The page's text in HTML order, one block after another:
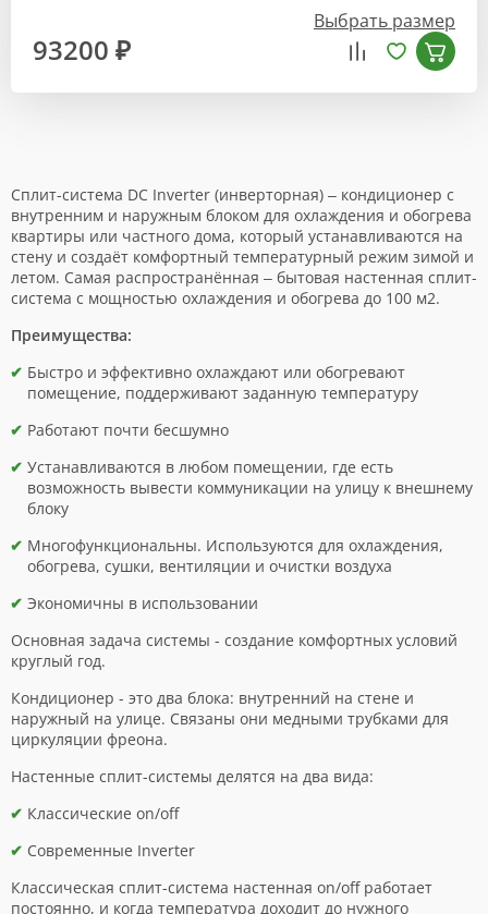
Выбрать размер
93200 ₽
Сплит-система DC Inverter (инверторная) – кондиционер с
внутренним и наружным блоком для охлаждения и обогрева
квартиры или частного дома, который устанавливаются на
стену и создаёт комфортный температурный режим зимой и
летом. Самая распространённая – бытовая настенная сплит-
система с мощностью охлаждения и обогрева до 100 м2.
Преимущества:
Быстро и эффективно охлаждают или обогревают
помещение, поддерживают заданную температуру
Работают почти бесшумно
Устанавливаются в любом помещении, где есть
возможность вывести коммуникации на улицу к внешнему
блоку
Многофункциональны. Используются для охлаждения,
обогрева, сушки, вентиляции и очистки воздуха
Экономичны в использовании
Основная задача системы - создание комфортных условий
круглый год.
Кондиционер - это два блока: внутренний на стене и
наружный на улице. Связаны они медными трубками для
циркуляции фреона.
Настенные сплит-системы делятся на два вида:
Классические on/off
Современные Inverter
Классическая сплит-система настенная on/off работает
постоянно, и когда температура доходит до нужного